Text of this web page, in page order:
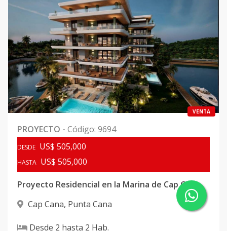
VENTA
PROYECTO - Código: 9694
DESDE US$ 505,000
HASTA US$ 505,000
Proyecto Residencial en la Marina de Cap Cana
Cap Cana, Punta Cana
Desde 2 hasta 2 Hab.